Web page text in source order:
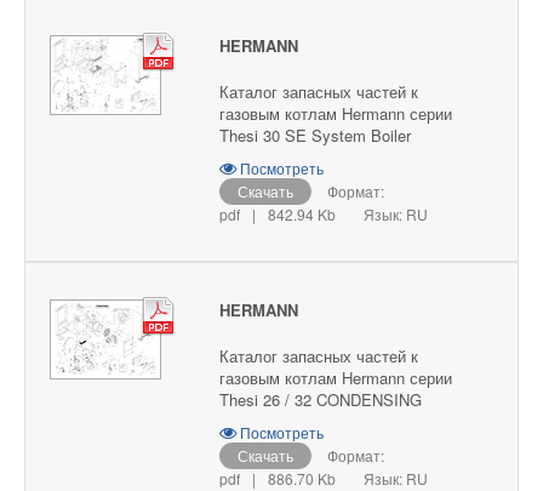
HERMANN
Каталог запасных частей к
газовым котлам Hermann серии
Thesi 30 SE System Boiler
Посмотреть
Скачать
Формат:
pdf
| 842.94 Kb Язык: RU
HERMANN
Каталог запасных частей к
газовым котлам Hermann серии
Thesi 26 / 32 CONDENSING
Посмотреть
Скачать
Формат:
pdf
| 886.70 Kb Язык: RU